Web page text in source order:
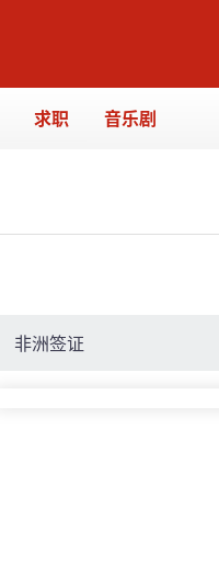
求职 音乐剧
非洲签证